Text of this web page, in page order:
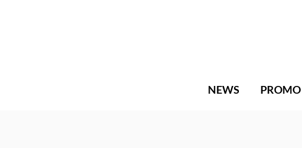
NEWS PROMO